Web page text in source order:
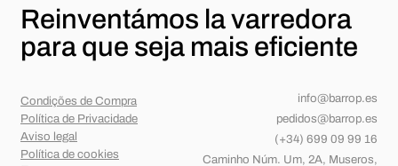
Reinventámos la varredora
para que seja mais eficiente
info@barrop.es
pedidos@barrop.es
(+34) 699 09 99 16
Caminho Núm. Um, 2A, Museros,
Condições de Compra
Política de Privacidade
Aviso legal
Política de cookies